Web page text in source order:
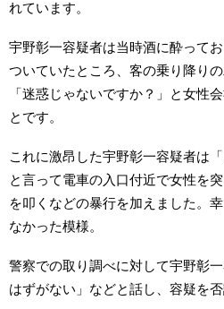
れています。
宇野彰一容疑者は当時酒に酔って
ついていたところ、客の乗り降り
「迷惑じゃないですか？」と女性
とです。
これに激昂した宇野彰一容疑者は
と言って電車の入口付近で女性を
を叩くなどの暴行を加えました。
なかった模様。
警察での取り調べに対して宇野彰
はずがない」などと話し、容疑を否